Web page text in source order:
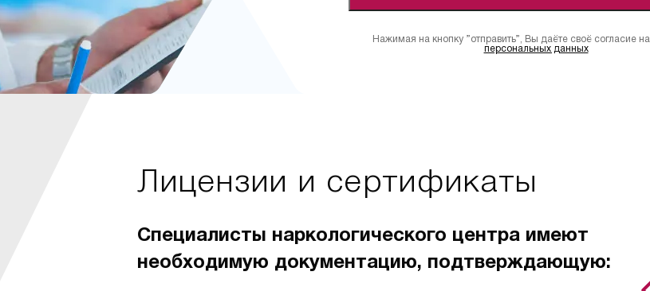
Нажимая на кнопку ”отправить”, Вы даёте своё согласие на
персональных данных
Лицензии и сертификаты
Специалисты наркологического центра имеют
необходимую документацию, подтверждающую: